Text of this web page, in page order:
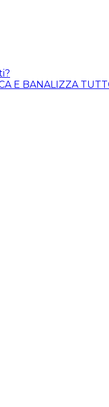
E BANALIZZA